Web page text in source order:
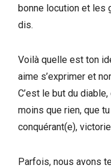
bonne locution et les
dis.
Voilà quelle est ton
aime s’exprimer et
C’est le but du
moins que rien, que
conquérant(e),
Parfois, nous avons